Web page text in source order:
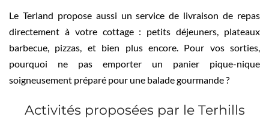
Le Terland propose aussi un service de livraison de repas
directement à votre cottage : petits déjeuners, plateaux
barbecue, pizzas, et bien plus encore. Pour vos sorties,
pourquoi ne pas emporter un panier pique-nique
soigneusement préparé pour une balade gourmande ?
Activités proposées par le Terhills